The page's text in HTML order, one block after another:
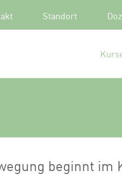
Standort
beginnt im